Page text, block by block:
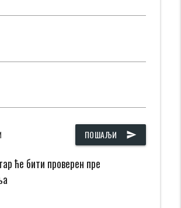
ПОШАЉИ send
ће бити проверен пре